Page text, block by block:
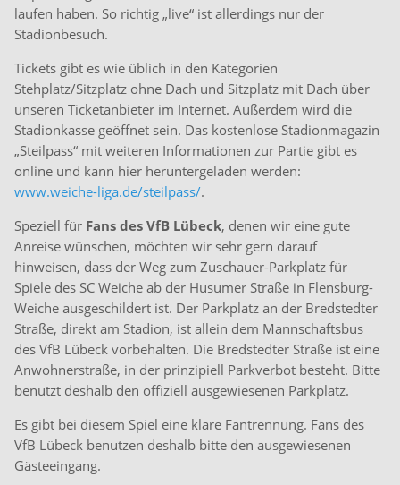
laufen haben. So richtig „live“ ist allerdings nur der
Stadionbesuch.
Tickets gibt es wie üblich in den Kategorien
Stehplatz/Sitzplatz ohne Dach und Sitzplatz mit Dach über
unseren Ticketanbieter im Internet. Außerdem wird die
Stadionkasse geöffnet sein. Das kostenlose Stadionmagazin
„Steilpass“ mit weiteren Informationen zur Partie gibt es
online und kann hier heruntergeladen werden:
www.weiche-liga.de/steilpass/.
Speziell für Fans des VfB Lübeck, denen wir eine gute
Anreise wünschen, möchten wir sehr gern darauf
hinweisen, dass der Weg zum Zuschauer-Parkplatz für
Spiele des SC Weiche ab der Husumer Straße in Flensburg-
Weiche ausgeschildert ist. Der Parkplatz an der Bredstedter
Straße, direkt am Stadion, ist allein dem Mannschaftsbus
des VfB Lübeck vorbehalten. Die Bredstedter Straße ist eine
Anwohnerstraße, in der prinzipiell Parkverbot besteht. Bitte
benutzt deshalb den offiziell ausgewiesenen Parkplatz.
Es gibt bei diesem Spiel eine klare Fantrennung. Fans des
VfB Lübeck benutzen deshalb bitte den ausgewiesenen
Gästeeingang.